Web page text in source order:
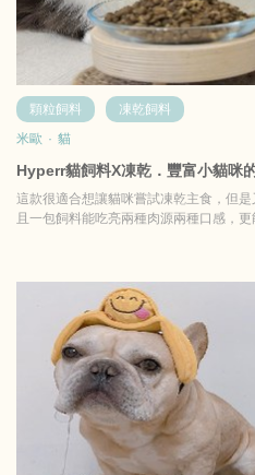
顆粒飼料
凍乾飼料
米歐 · 貓
Hyperr貓飼料X凍乾．豐富小貓咪
這款很適合想讓貓咪嘗試凍乾主食，但